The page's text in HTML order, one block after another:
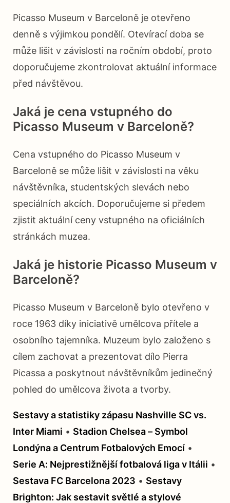
Picasso Museum v Barceloně je otevřeno
denně s výjimkou pondělí. Otevírací doba se
může lišit v závislosti na ročním období, proto
doporučujeme zkontrolovat aktuální informace
před návštěvou.
Jaká je cena vstupného do
Picasso Museum v Barceloně?
Cena vstupného do Picasso Museum v
Barceloně se může lišit v závislosti na věku
návštěvníka, studentských slevách nebo
speciálních akcích. Doporučujeme si předem
zjistit aktuální ceny vstupného na oficiálních
stránkách muzea.
Jaká je historie Picasso Museum v
Barceloně?
Picasso Museum v Barceloně bylo otevřeno v
roce 1963 díky iniciativě umělcova přítele a
osobního tajemníka. Muzeum bylo založeno s
cílem zachovat a prezentovat dílo Pierra
Picassa a poskytnout návštěvníkům jedinečný
pohled do umělcova života a tvorby.
Sestavy a statistiky zápasu Nashville SC vs.
Inter Miami • Stadion Chelsea – Symbol
Londýna a Centrum Fotbalových Emocí •
Serie A: Nejprestižnější fotbalová liga v Itálii •
Sestava FC Barcelona 2023 • Sestavy
Brighton: Jak sestavit světlé a stylové